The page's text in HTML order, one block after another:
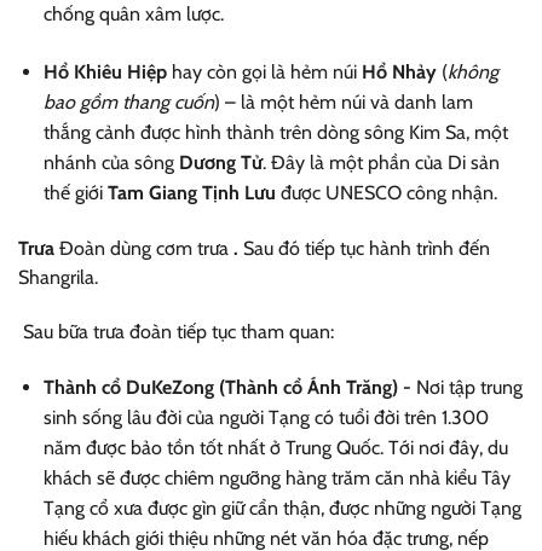
chống quân xâm lược.
Hổ Khiêu Hiệphay còn gọi là hẻm núi Hổ Nhảy(không
bao gồm thang cuốn) – là một hẻm núi và danh lam
thắng cảnh được hình thành trên dòng sông Kim Sa, một
nhánh của sông Dương Tử. Đây là một phần của Di sản
thế giới Tam Giang Tịnh Lưu được UNESCO công nhận.
Trưa Đoàn dùng cơm trưa . Sau đó tiếp tục hành trình đến
Shangrila.
Sau bữa trưa đoàn tiếp tục tham quan:
Thành cổ DuKeZong (Thành cổ Ánh Trăng) - Nơi tập trung
sinh sống lâu đời của người Tạng có tuổi đời trên 1.300
năm được bảo tồn tốt nhất ở Trung Quốc. Tới nơi đây, du
khách sẽ được chiêm ngưỡng hàng trăm căn nhà kiểu Tây
Tạng cổ xưa được gìn giữ cẩn thận, được những người Tạng
hiếu khách giới thiệu những nét văn hóa đặc trưng, nếp